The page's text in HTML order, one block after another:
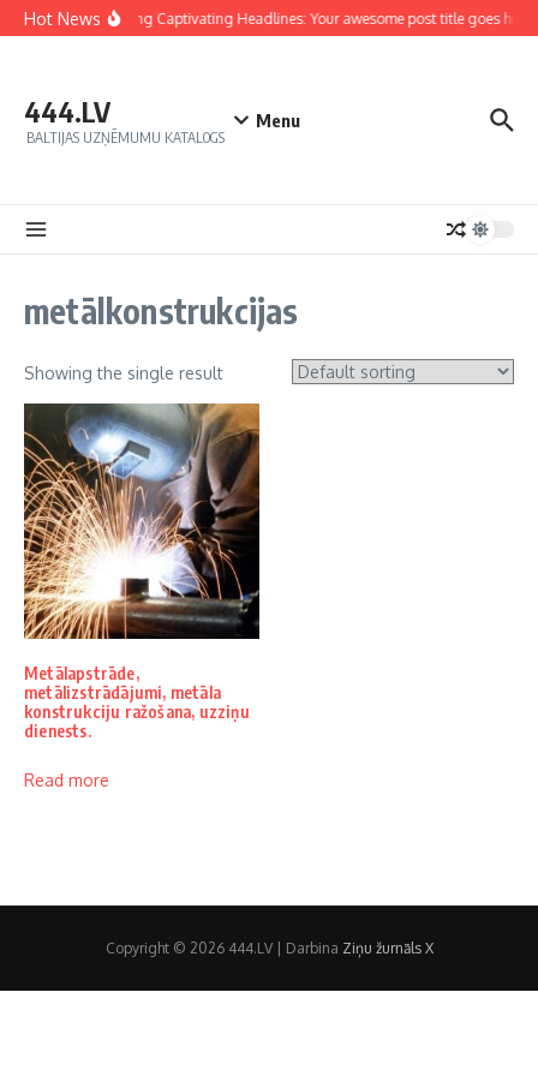
Hot NewsCrafting Captivating Headlines: Your awesome post title goes here
444.LV
BALTIJAS UZŅĒMUMU KATALOGS
Menu
metālkonstrukcijas
Showing the single result
Metālapstrāde,
metālizstrādājumi, metāla
konstrukciju ražošana, uzziņu
dienests.
Read more
Copyright © 2026 444.LV | Darbina Ziņu žurnāls X